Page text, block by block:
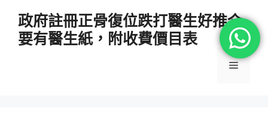
政府註冊正骨復位跌打醫生好推介
要有醫生紙，附收費價目表
選